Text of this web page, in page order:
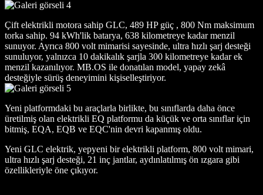
Çift elektrikli motora sahip GLC, 489 HP güç , 800 Nm maksimum
torka sahip. 94 kWh'lik batarya, 638 kilometreye kadar menzil
sunuyor. Ayrıca 800 volt mimarisi sayesinde, ultra hızlı şarj desteği
sunuluyor, yalnızca 10 dakikalık şarjla 300 kilometreye kadar ek
menzil kazanılıyor. MB.OS ile donatılan model, yapay zekâ
desteğiyle sürüş deneyimini kişiselleştiriyor.
Yeni platformdaki bu araçlarla birlikte, bu sınıflarda daha önce
üretilmiş olan elektrikli EQ platformu da küçük ve orta sınıflar için
bitmiş, EQA, EQB ve EQC'nin devri kapanmış oldu.
Yeni GLC elektrik, yepyeni bir elektrikli platform, 800 volt mimari,
ultra hızlı şarj desteği, 21 inç jantlar, aydınlatılmış ön ızgara gibi
özellikleriyle öne çıkıyor.